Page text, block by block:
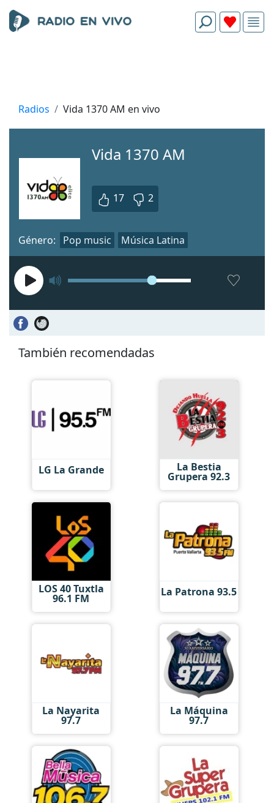
Radios Vida 1370 AM en vivo
Vida 1370 AM
17 2
Género: Pop music Música Latina
También recomendadas
LG La Grande La Bestia
Grupera 92.3
LOS 40 Tuxtla
96.1 FM La Patrona 93.5
La Nayarita
97.7
La Máquina
97.7